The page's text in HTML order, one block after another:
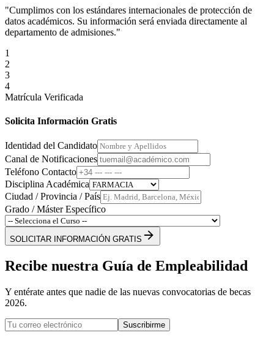
"Cumplimos con los estándares internacionales de protección de
datos académicos. Su información será enviada directamente al
departamento de admisiones."
1
2
3
4
Matrícula Verificada
Solicita Información Gratis
Identidad del Candidato
Canal de Notificaciones
Teléfono Contacto
Disciplina Académica
Ciudad / Provincia / País
Grado / Máster Específico
SOLICITAR INFORMACIÓN GRATIS
Recibe nuestra Guía de Empleabilidad
Y entérate antes que nadie de las nuevas convocatorias de becas
2026.
Suscribirme